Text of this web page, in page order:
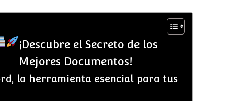
¡Descubre el Secreto de los
Mejores Documentos!
la herramienta esencial para tus